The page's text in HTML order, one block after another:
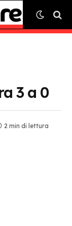
3 a 0
2 min di lettura